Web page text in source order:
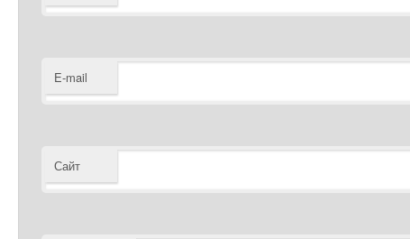
E-mail
Сайт